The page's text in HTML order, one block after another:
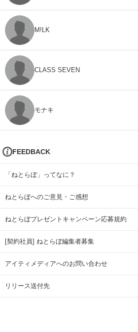
M!LK
CLASS SEVEN
モナキ
FEEDBACK
「ねとらぼ」ってなに？
ねとらぼへのご意見・ご感想
ねとらぼプレゼントキャンペーン応募規約
[契約社員] ねとらぼ編集者募集
アイティメディアへのお問い合わせ
リリース送付先